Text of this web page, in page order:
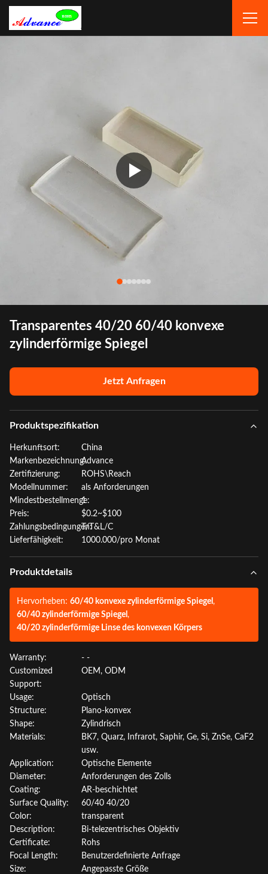
Transparentes 40/20 60/40 konvexe
zylinderförmige Spiegel
Jetzt Anfragen
Produktspezifikation
Herkunftsort:
China
Markenbezeichnung:Advance
Zertifizierung:
ROHS\Reach
Modellnummer:
als Anforderungen
Mindestbestellmenge:
1
Preis:
$0.2~$100
Zahlungsbedingungen:T/T&L/C
Lieferfähigkeit:
1000.000/pro Monat
Produktdetails
Hervorheben: 60/40 konvexe zylinderförmige Spiegel ,
60/40 zylinderförmige Spiegel ,
40/20 zylinderförmige Linse des konvexen Körpers
Warranty:
- -
Customized
Support:
OEM, ODM
Usage:
Optisch
Structure:
Plano-konvex
Shape:
Zylindrisch
Materials:
BK7, Quarz, Infrarot, Saphir, Ge, Si, ZnSe, CaF2
usw.
Application:
Optische Elemente
Diameter:
Anforderungen des Zolls
Coating:
AR-beschichtet
Surface Quality:
60/40 40/20
Color:
transparent
Description:
Bi-telezentrisches Objektiv
Certificate:
Rohs
Focal Length:
Benutzerdefinierte Anfrage
Size:
Angepasste Größe